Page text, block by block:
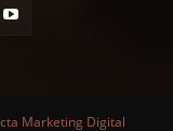
Marketing Digital